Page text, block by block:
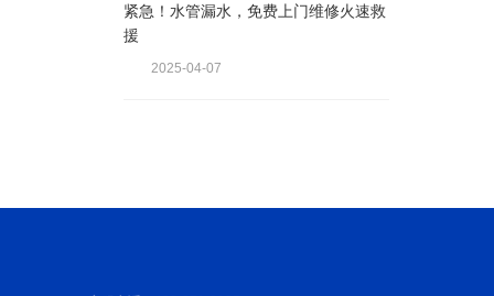
紧急！水管漏水，免费上门维修火速救
援
2025-04-07